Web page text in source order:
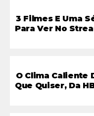
3 Filmes E Uma
Para Ver No
O Clima Caliente
Que Quiser, Da